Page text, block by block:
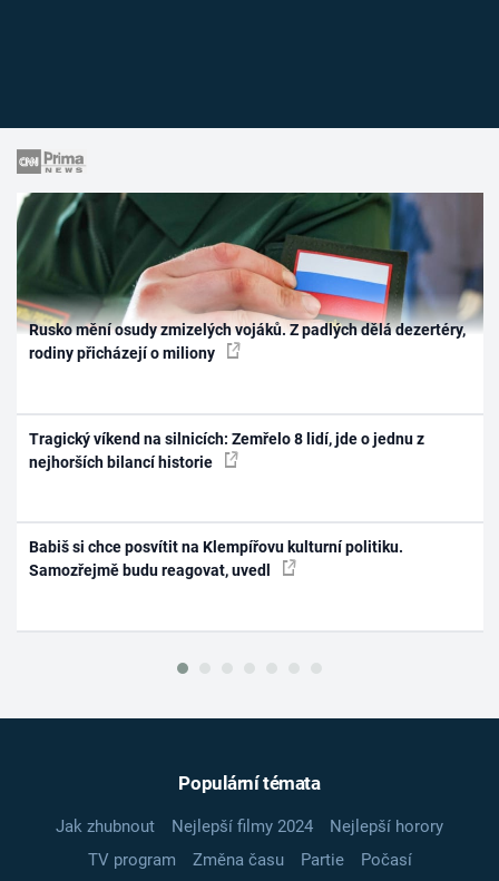
Rusko mění osudy zmizelých vojáků. Z padlých dělá dezertéry,
rodiny přicházejí o miliony
Tragický víkend na silnicích: Zemřelo 8 lidí, jde o jednu z
nejhorších bilancí historie
Babiš si chce posvítit na Klempířovu kulturní politiku.
Samozřejmě budu reagovat, uvedl
Populární témata
Jak zhubnout Nejlepší filmy 2024
Nejlepší horory
TV program
Změna času Partie
Počasí